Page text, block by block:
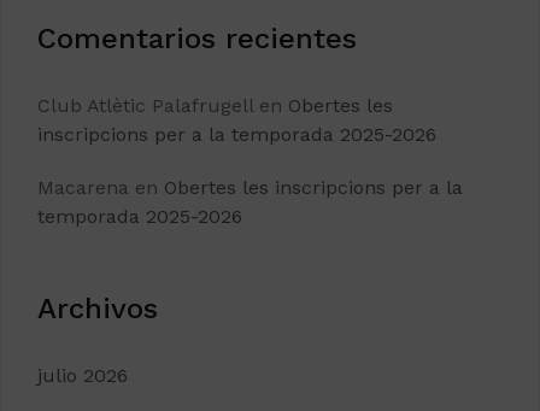
Comentarios recientes
Club Atlètic Palafrugell en Obertes les
inscripcions per a la temporada 2025-2026
Macarena en Obertes les inscripcions per a la
temporada 2025-2026
Archivos
julio 2026